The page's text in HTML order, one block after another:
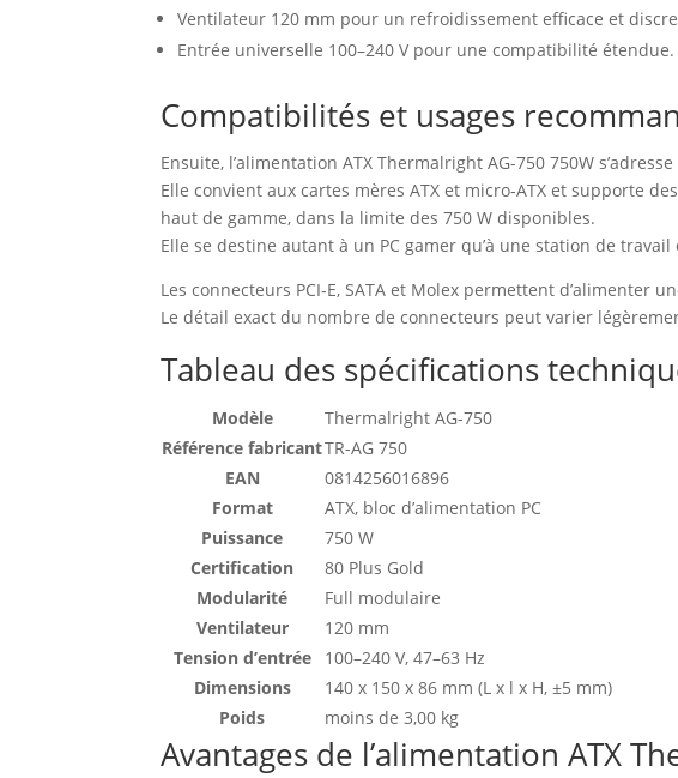
Ventilateur 120 mm pour un refroidissement efficace et
Entrée universelle 100–240 V pour une compatibilité étendue.
Compatibilités et usages
Ensuite, l’alimentation ATX Thermalright AG-750 750W
Elle convient aux cartes mères ATX et micro‑ATX et supporte
haut de gamme, dans la limite des 750 W disponibles.
Elle se destine autant à un PC gamer qu’à une station de
Les connecteurs PCI‑E, SATA et Molex permettent
Le détail exact du nombre de connecteurs peut varier
Tableau des spécifications
Modèle
Thermalright AG-750
Référence fabricantTR-AG 750
EAN
0814256016896
Format
ATX, bloc d’alimentation PC
Puissance
750 W
Certification
80 Plus Gold
Modularité
Full modulaire
Ventilateur
120 mm
Tension d’entrée
100–240 V, 47–63 Hz
Dimensions
140 x 150 x 86 mm (L x l x H, ±5 mm)
Poids
moins de 3,00 kg
Avantages de l’alimentation ATX